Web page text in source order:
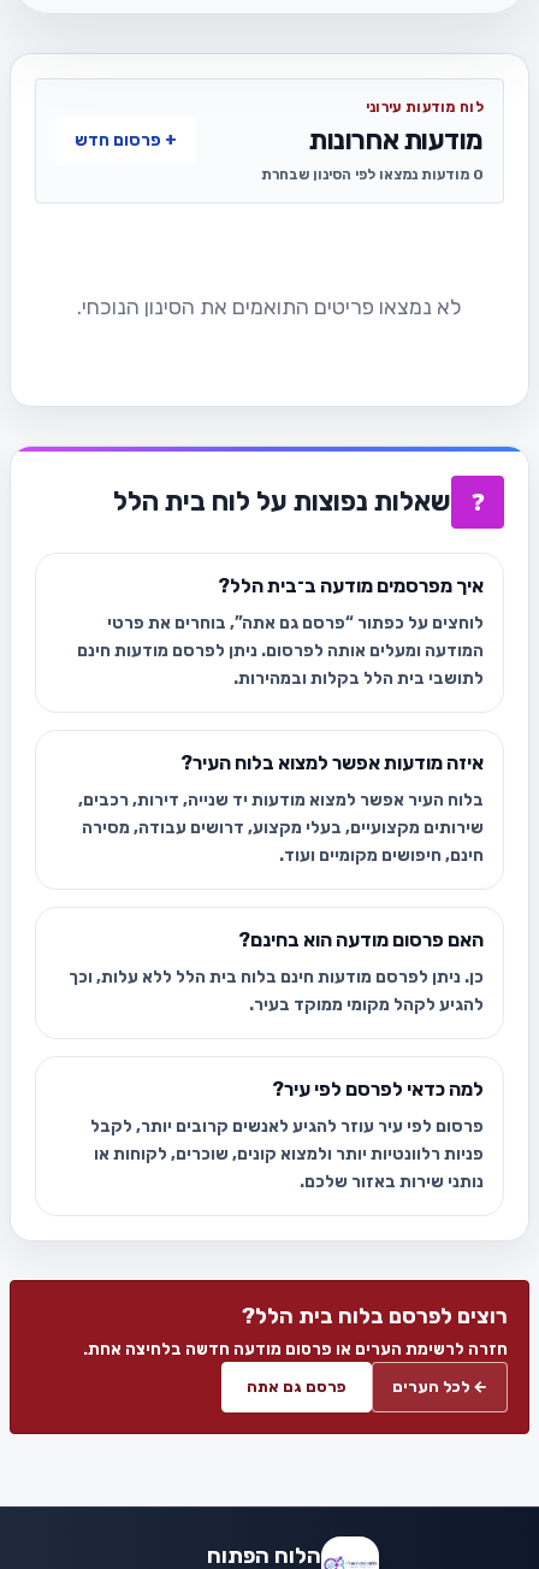
לוח מודעות עירוני
מודעות אחרונות
0 מודעות נמצאו לפי הסינון שבחרת
+ פרסום חדש
לא נמצאו פריטים התואמים את הסינון הנוכחי.
❓ שאלות נפוצות על לוח בית הלל
איך מפרסמים מודעה ב־בית הלל?
לוחצים על כפתור “פרסם גם אתה”, בוחרים את פרטי
המודעה ומעלים אותה לפרסום. ניתן לפרסם מודעות חינם
לתושבי בית הלל בקלות ובמהירות.
איזה מודעות אפשר למצוא בלוח העיר?
בלוח העיר אפשר למצוא מודעות יד שנייה, דירות, רכבים,
שירותים מקצועיים, בעלי מקצוע, דרושים עבודה, מסירה
חינם, חיפושים מקומיים ועוד.
האם פרסום מודעה הוא בחינם?
כן. ניתן לפרסם מודעות חינם בלוח בית הלל ללא עלות, וכך
להגיע לקהל מקומי ממוקד בעיר.
למה כדאי לפרסם לפי עיר?
פרסום לפי עיר עוזר להגיע לאנשים קרובים יותר, לקבל
פניות רלוונטיות יותר ולמצוא קונים, שוכרים, לקוחות או
נותני שירות באזור שלכם.
רוצים לפרסם בלוח בית הלל?
חזרה לרשימת הערים או פרסום מודעה חדשה בלחיצה אחת.
← לכל הערים פרסם גם אתה
הלוח הפתוח